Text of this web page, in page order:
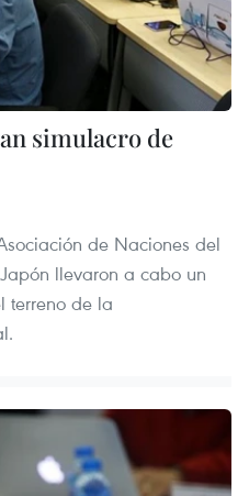
simulacro de
de Naciones del
llevaron a cabo un
terreno de la